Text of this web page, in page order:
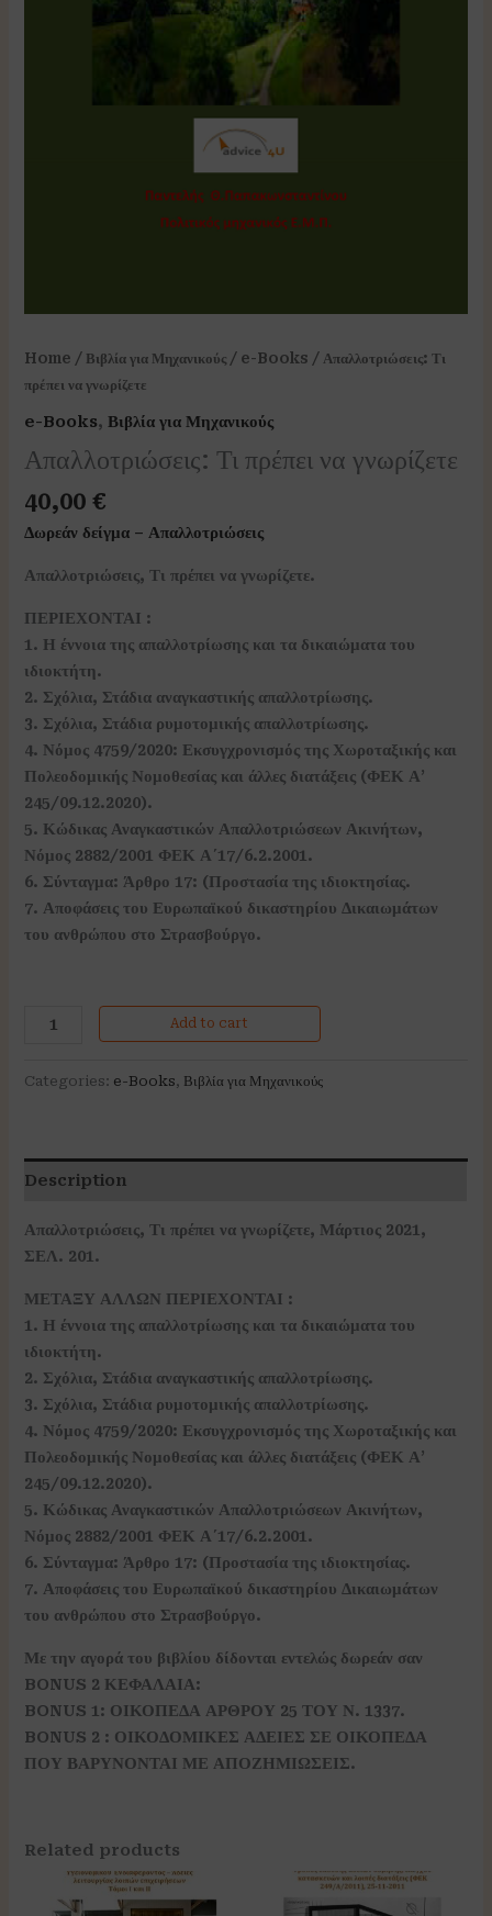
Home / Βιβλία για Μηχανικούς / e-Books / Απαλλοτριώσεις: Τι
πρέπει να γνωρίζετε
e-Books,Βιβλία για Μηχανικούς
Απαλλοτριώσεις: Τι πρέπει να γνωρίζετε
40,00€
Δωρεάν δείγμα – Απαλλοτριώσεις
Απαλλοτριώσεις, Τι πρέπει να γνωρίζετε.
ΠΕΡΙΕΧΟΝΤΑΙ :
1. Η έννοια της απαλλοτρίωσης και τα δικαιώματα του
ιδιοκτήτη.
2. Σχόλια, Στάδια αναγκαστικής απαλλοτρίωσης.
3. Σχόλια, Στάδια ρυμοτομικής απαλλοτρίωσης.
4. Νόμος 4759/2020: Εκσυγχρονισμός της Χωροταξικής και
Πολεοδομικής Νομοθεσίας και άλλες διατάξεις (ΦΕΚ Α’
245/09.12.2020).
5. Κώδικας Αναγκαστικών Απαλλοτριώσεων Ακινήτων,
Νόμος 2882/2001 ΦΕΚ Α΄17/6.2.2001.
6. Σύνταγμα: Άρθρο 17: (Προστασία της ιδιοκτησίας.
7. Αποφάσεις του Ευρωπαϊκού δικαστηρίου Δικαιωμάτων
του ανθρώπου στο Στρασβούργο.
Add to cart
Categories: e-Books, Βιβλία για Μηχανικούς
Description
Απαλλοτριώσεις, Τι πρέπει να γνωρίζετε, Μάρτιος 2021,
ΣΕΛ. 201.
ΜΕΤΑΞΥ ΑΛΛΩΝ ΠΕΡΙΕΧΟΝΤΑΙ :
1. Η έννοια της απαλλοτρίωσης και τα δικαιώματα του
ιδιοκτήτη.
2. Σχόλια, Στάδια αναγκαστικής απαλλοτρίωσης.
3. Σχόλια, Στάδια ρυμοτομικής απαλλοτρίωσης.
4. Νόμος 4759/2020: Εκσυγχρονισμός της Χωροταξικής και
Πολεοδομικής Νομοθεσίας και άλλες διατάξεις (ΦΕΚ Α’
245/09.12.2020).
5. Κώδικας Αναγκαστικών Απαλλοτριώσεων Ακινήτων,
Νόμος 2882/2001 ΦΕΚ Α΄17/6.2.2001.
6. Σύνταγμα: Άρθρο 17: (Προστασία της ιδιοκτησίας.
7. Αποφάσεις του Ευρωπαϊκού δικαστηρίου Δικαιωμάτων
του ανθρώπου στο Στρασβούργο.
Με την αγορά του βιβλίου δίδονται εντελώς δωρεάν σαν
BONUS 2 ΚΕΦΑΛΑΙΑ:
BONUS 1: ΟΙΚΟΠΕΔΑ ΑΡΘΡΟΥ 25 ΤΟΥ Ν. 1337.
BONUS 2 : ΟΙΚΟΔΟΜΙΚΕΣ ΑΔΕΙΕΣ ΣΕ ΟΙΚΟΠΕΔΑ
ΠΟΥ ΒΑΡΥΝΟΝΤΑΙ ΜΕ ΑΠΟΖΗΜΙΩΣΕΙΣ.
Related products